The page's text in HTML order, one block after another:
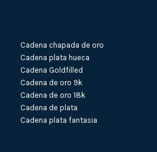
Cadena chapada de oro
Cadena plata hueca
Cadena Goldfilled
Cadena de oro 9k
Cadena de oro 18k
Cadena de plata
Cadena plata fantasia